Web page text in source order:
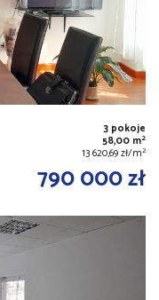
3 pokoje
58,00 m2
13 620,69 zł/m2
790 000 zł